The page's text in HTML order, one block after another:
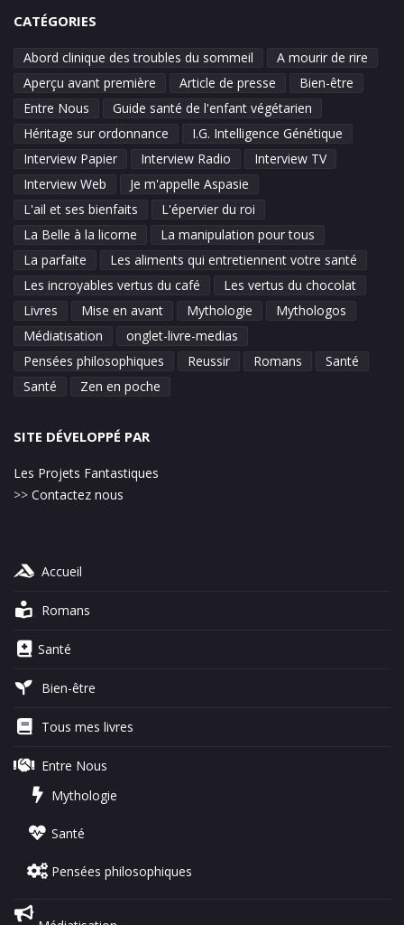
CATÉGORIES
Abord clinique des troubles du sommeil
A mourir de rire
Aperçu avant première
Article de presse
Bien-être
Entre Nous
Guide santé de l'enfant végétarien
Héritage sur ordonnance
I.G. Intelligence Génétique
Interview Papier
Interview Radio
Interview TV
Interview Web
Je m'appelle Aspasie
L'ail et ses bienfaits
L'épervier du roi
La Belle à la licorne
La manipulation pour tous
La parfaite
Les aliments qui entretiennent votre santé
Les incroyables vertus du café
Les vertus du chocolat
Livres
Mise en avant Mythologie
Mythologos
Médiatisation
onglet-livre-medias
Pensées philosophiques
Reussir Romans
Santé
Santé
Zen en poche
SITE DÉVELOPPÉ PAR
Les Projets Fantastiques
>> Contactez nous
Accueil
Romans
Santé
Bien-être
Tous mes livres
Entre Nous
Mythologie
Santé
Pensées philosophiques